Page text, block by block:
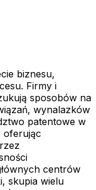
biznesu,
Firmy i
sposobów na
wynalazków
patentowe w
oferując
centrów
skupia wielu